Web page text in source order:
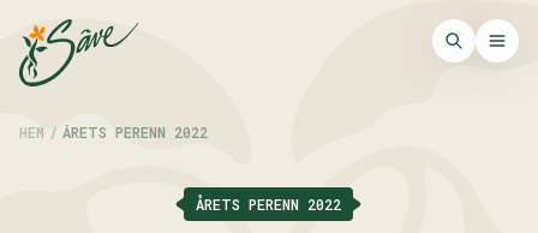
HEM / ÅRETS PERENN 2022
ÅRETS PERENN 2022